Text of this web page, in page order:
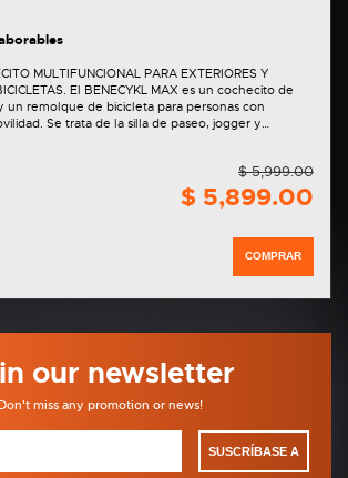
MULTIFUNCIONAL PARA EXTERIORES Y
MAX es un cochecito de
un remolque de bicicleta para personas con
Se trata de la silla de paseo, jogger y…
$ 5,999.00
$ 5,899.00
COMPRAR
our newsletter
Don't miss any promotion or news!
SUSCRÍBASE A